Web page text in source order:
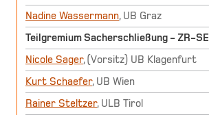
Nadine Wassermann, UB Graz
Teilgremium Sacherschließung - ZR-SE
Nicole Sager, (Vorsitz) UB Klagenfurt
Kurt Schaefer, UB Wien
Rainer Steltzer, ULB Tirol